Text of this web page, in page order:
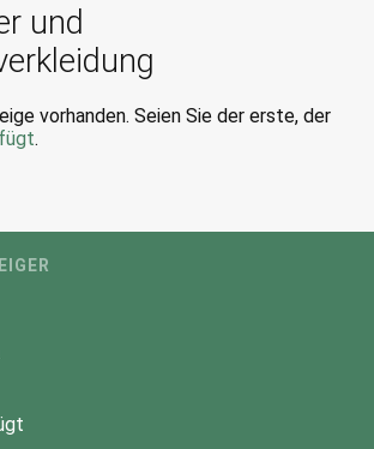
und
vorhanden. Seien Sie der erste, der
.